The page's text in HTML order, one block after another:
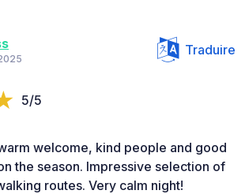
Traduire
5/5
welcome, kind people and good
the season. Impressive selection of
routes. Very calm night!